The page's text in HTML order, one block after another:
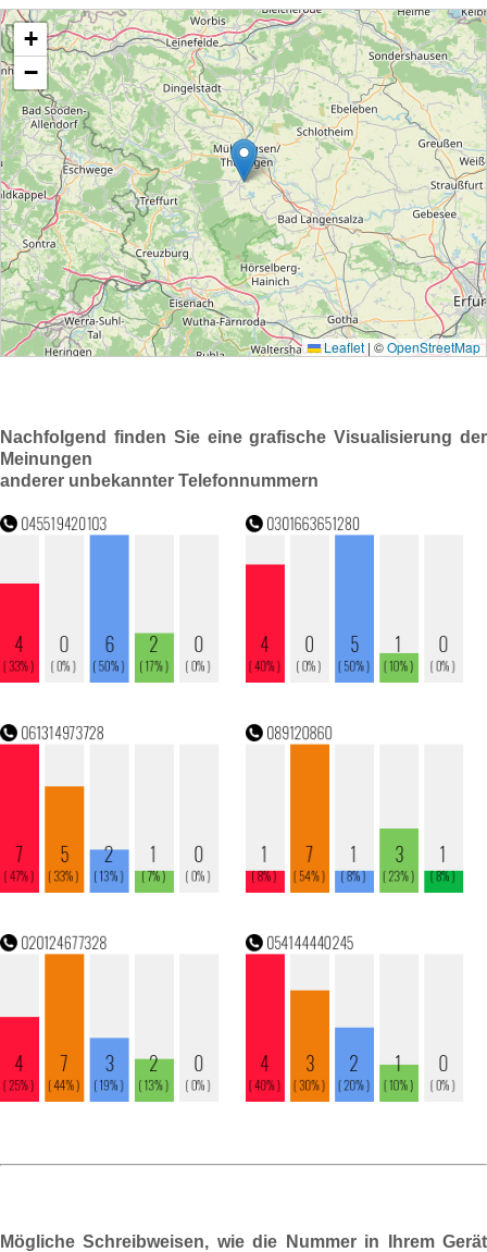
Nachfolgend finden Sie eine grafische Visualisierung der
Meinungen
anderer unbekannter Telefonnummern
Mögliche Schreibweisen, wie die Nummer in Ihrem Gerät